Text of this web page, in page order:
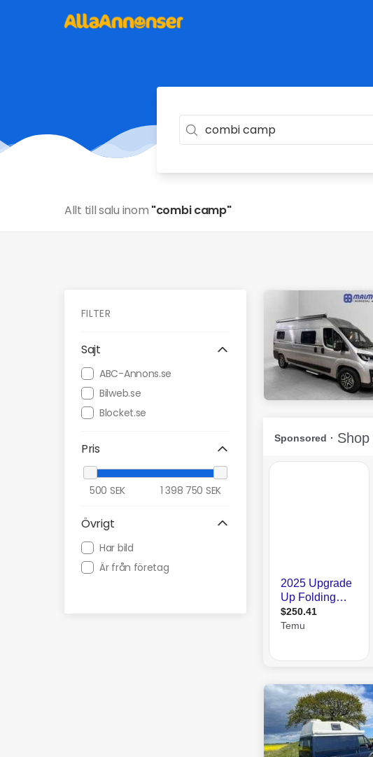
Allt till salu inom "combi camp"
FILTER
Sajt
ABC-Annons.se
Bilweb.se
Blocket.se
Pris
500 SEK 1 398 750 SEK
Övrigt
Har bild
Är från företag